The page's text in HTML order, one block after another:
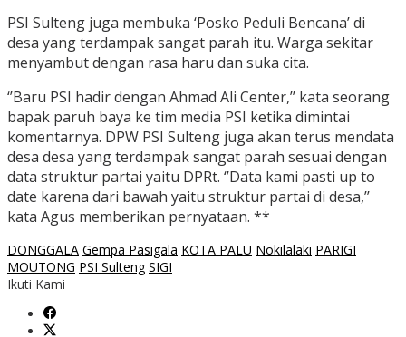
PSI Sulteng juga membuka ‘Posko Peduli Bencana’ di
desa yang terdampak sangat parah itu. Warga sekitar
menyambut dengan rasa haru dan suka cita.
‘’Baru PSI hadir dengan Ahmad Ali Center,’’ kata seorang
bapak paruh baya ke tim media PSI ketika dimintai
komentarnya. DPW PSI Sulteng juga akan terus mendata
desa desa yang terdampak sangat parah sesuai dengan
data struktur partai yaitu DPRt. ‘’Data kami pasti up to
date karena dari bawah yaitu struktur partai di desa,’’
kata Agus memberikan pernyataan. **
DONGGALA Gempa Pasigala KOTA PALU Nokilalaki PARIGI
MOUTONG PSI Sulteng SIGI
Ikuti Kami